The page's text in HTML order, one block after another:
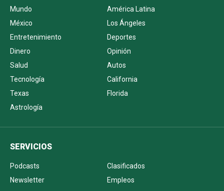
Mundo
América Latina
México
Los Ángeles
Entretenimiento
Deportes
Dinero
Opinión
Salud
Autos
Tecnología
California
Texas
Florida
Astrología
SERVICIOS
Podcasts
Clasificados
Newsletter
Empleos